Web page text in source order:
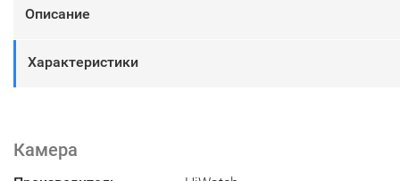
Описание
Характеристики
Камера